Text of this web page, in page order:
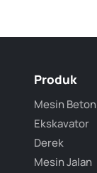
Produk
Mesin Beton
Ekskavator
Derek
Mesin Jalan